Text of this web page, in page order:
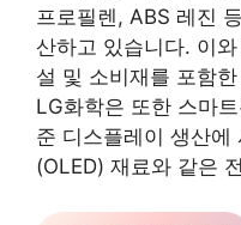
프로필렌, ABS 레진
산하고 있습니다. 이
설 및 소비재를 포함
LG화학은 또한 스마
준 디스플레이 생산에
(OLED) 재료와 같은